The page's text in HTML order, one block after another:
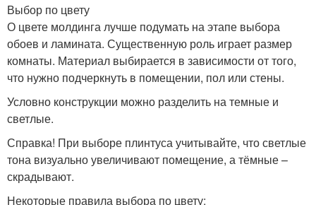
Выбор по цвету
О цвете молдинга лучше подумать на этапе выбора
обоев и ламината. Существенную роль играет размер
комнаты. Материал выбирается в зависимости от того,
что нужно подчеркнуть в помещении, пол или стены.
Условно конструкции можно разделить на темные и
светлые.
Справка! При выборе плинтуса учитывайте, что светлые
тона визуально увеличивают помещение, а тёмные –
скрадывают.
Некоторые правила выбора по цвету: